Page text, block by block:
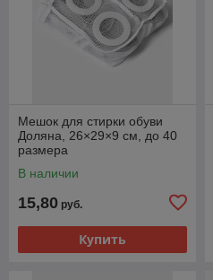
Мешок для стирки обуви
Доляна, 26×29×9 см, до 40
размера
В наличии
15,80 руб.
Купить